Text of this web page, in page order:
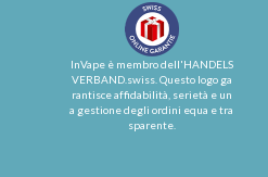
InVape è membro dell'HANDELS
VERBAND.swiss. Questo logo ga
rantisce affidabilità, serietà e un
a gestione degli ordini equa e tra
sparente.